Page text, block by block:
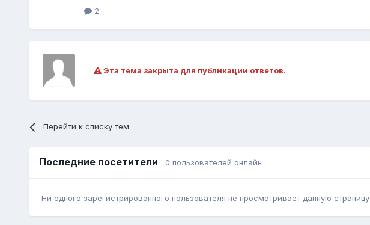
2
Эта тема закрыта для публикации ответов.
Перейти к списку тем
Последние посетители 0 пользователей онлайн
Ни одного зарегистрированного пользователя не просматривает данную страницу